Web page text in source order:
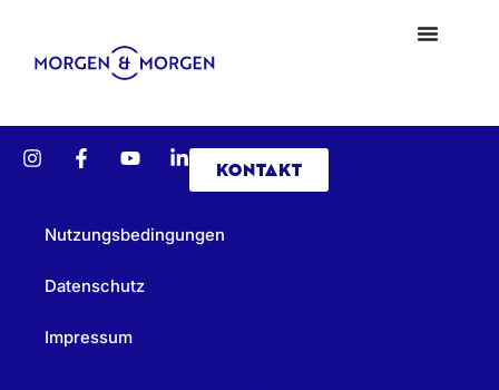
KONTAKT
Nutzungsbedingungen
Datenschutz
Impressum